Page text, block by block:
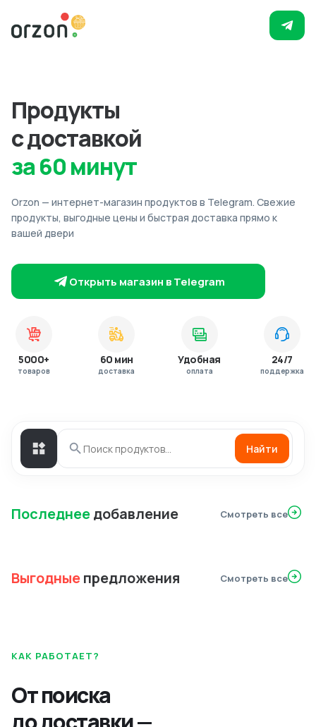
Продукты
с доставкой
за 60 минут
Orzon — интернет-магазин продуктов в Telegram. Свежие
продукты, выгодные цены и быстрая доставка прямо к
вашей двери
Открыть магазин в Telegram
5000+
товаров
60 мин
доставка
Удобная
оплата
24/7
поддержка
Найти
Последнеедобавление Смотреть все
Выгодныепредложения Смотреть все
КАК РАБОТАЕТ?
От поиска